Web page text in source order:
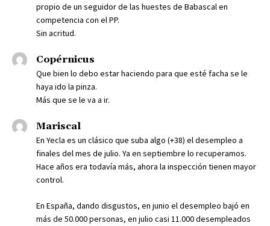
propio de un seguidor de las huestes de Babascal en
competencia con el PP.
Sin acritud.
Copérnicus
Que bien lo debo estar haciendo para que esté facha se le
haya ido la pinza.
Más que se le va a ir.
Mariscal
En Yecla es un clásico que suba algo (+38) el desempleo a
finales del mes de julio. Ya en septiembre lo recuperamos.
Hace años era todavía más, ahora la inspección tienen mayor
control.
En España, dando disgustos, en junio el desempleo bajó en
más de 50.000 personas, en julio casi 11.000 desempleados